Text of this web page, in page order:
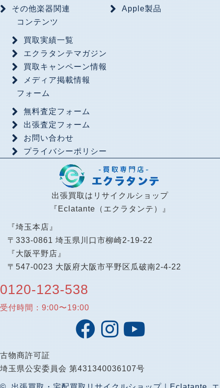
その他楽器関連
Apple製品
コンテンツ
買取実績一覧
エクラタンテマガジン
買取キャンペーン情報
メディア掲載情報
フォーム
無料査定フォーム
出張査定フォーム
お問い合わせ
プライバシーポリシー
出張買取はリサイクルショップ
『Eclatante（エクラタンテ）』
『埼玉本店』
〒333-0861 埼玉県川口市柳崎2-19-22
『大阪平野店』
〒547-0023 大阪府大阪市平野区瓜破南2-4-22
0120-123-538
受付時間：9:00〜19:00
古物商許可証
埼玉県公安委員会 第431340036107号